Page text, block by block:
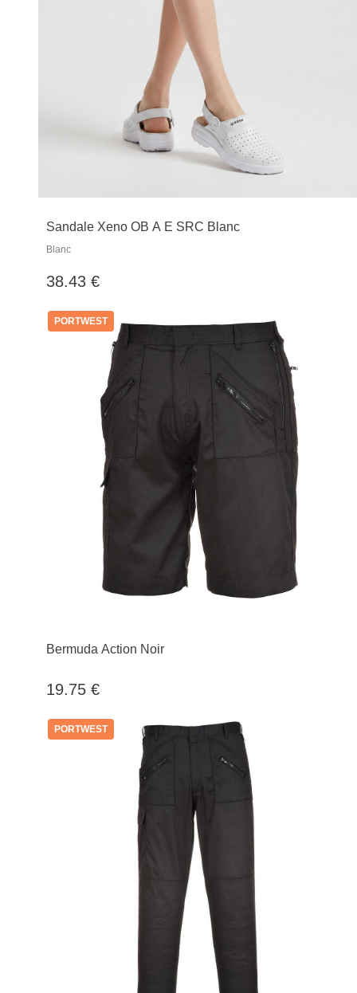
Sandale Xeno OB A E SRC Blanc
Blanc
38.43 €
PORTWEST
Bermuda Action Noir
19.75 €
PORTWEST